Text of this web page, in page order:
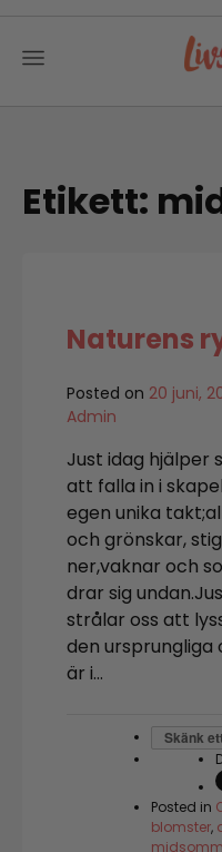
Etikett:
Naturens
Posted on 20 juni,
Admin
Just idag hjälper
att falla in i
egen unika
och grönskar,
ner,vaknar och
drar sig
strålar oss att
den ursprungliga
är i…
Skänk
Posted in
blomster,